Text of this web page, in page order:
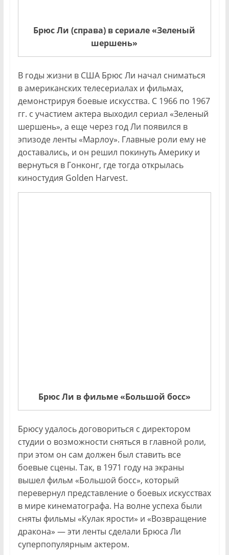
Брюс Ли (справа) в сериале «Зеленый
шершень»
В годы жизни в США Брюс Ли начал сниматься
в американских телесериалах и фильмах,
демонстрируя боевые искусства. С 1966 по 1967
гг. с участием актера выходил сериал «Зеленый
шершень», а еще через год Ли появился в
эпизоде ленты «Марлоу». Главные роли ему не
доставались, и он решил покинуть Америку и
вернуться в Гонконг, где тогда открылась
киностудия Golden Harvest.
Брюс Ли в фильме «Большой босс»
Брюсу удалось договориться с директором
студии о возможности сняться в главной роли,
при этом он сам должен был ставить все
боевые сцены. Так, в 1971 году на экраны
вышел фильм «Большой босс», который
перевернул представление о боевых искусствах
в мире кинематографа. На волне успеха были
сняты фильмы «Кулак ярости» и «Возвращение
дракона» — эти ленты сделали Брюса Ли
суперпопулярным актером.